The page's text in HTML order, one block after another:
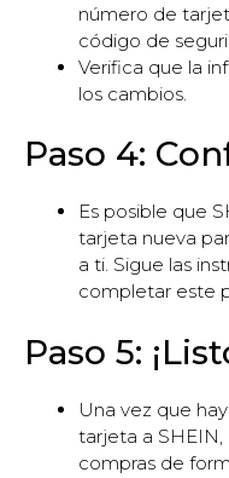
número de
código de
Verifica que la
los cambios.
Paso 4:
Es posible que
tarjeta nueva
a ti. Sigue las
completar este
Paso 5:
Una vez que
tarjeta a SHEIN,
compras de